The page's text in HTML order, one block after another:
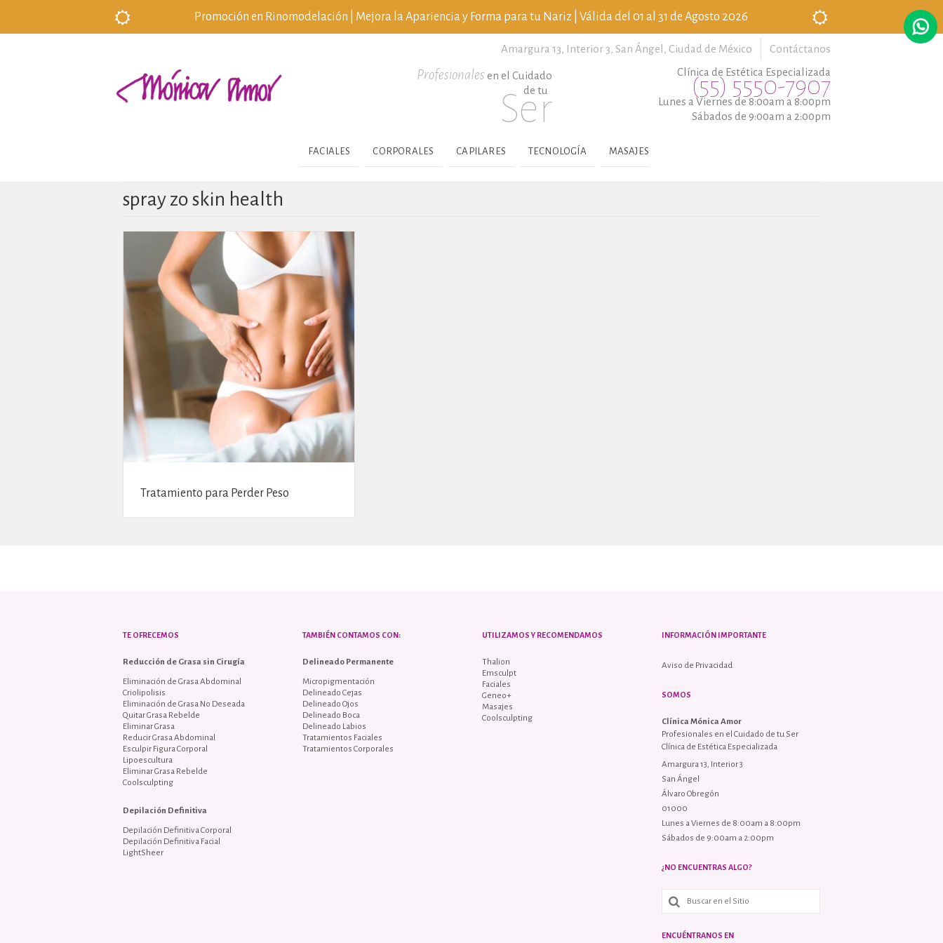
Promoción en Rinomodelación | Mejora la Apariencia y Forma para tu Nariz | Válida del 01 al 31 de Agosto 2026
Contáctanos
Amargura 13, Interior 3, San Ángel, Ciudad de México
Profesionales en el Cuidado
de tu
Ser
Clínica de Estética Especializada
(55) 5550-7907
Lunes a Viernes de 8:00am a 8:00pm
Sábados de 9:00am a 2:00pm
FACIALES CORPORALES CAPILARES TECNOLOGÍA MASAJES
spray zo skin health
Tratamiento para Perder Peso
TE OFRECEMOS
Reducción de Grasa sin Cirugía
Eliminación de Grasa Abdominal
Criolipolisis
Eliminación de Grasa No Deseada
Quitar Grasa Rebelde
Eliminar Grasa
Reducir Grasa Abdominal
Esculpir Figura Corporal
Lipoescultura
Eliminar Grasa Rebelde
Coolsculpting
Depilación Definitiva
Depilación Definitiva Corporal
Depilación Definitiva Facial
LightSheer
TAMBIÉN CONTAMOS CON:
Delineado Permanente
Micropigmentación
Delineado Cejas
Delineado Ojos
Delineado Boca
Delineado Labios
Tratamientos Faciales
Tratamientos Corporales
UTILIZAMOS Y RECOMENDAMOS
Thalion
Emsculpt
Faciales
Geneo+
Masajes
Coolsculpting
INFORMACIÓN IMPORTANTE
Aviso de Privacidad
SOMOS
Clínica Mónica Amor
Profesionales en el Cuidado de tu Ser
Clínica de Estética Especializada
Amargura 13, Interior 3
San Ángel
Álvaro Obregón
01000
Lunes a Viernes de 8:00am a 8:00pm
Sábados de 9:00am a 2:00pm
¿NO ENCUENTRAS ALGO?
ENCUÉNTRANOS EN